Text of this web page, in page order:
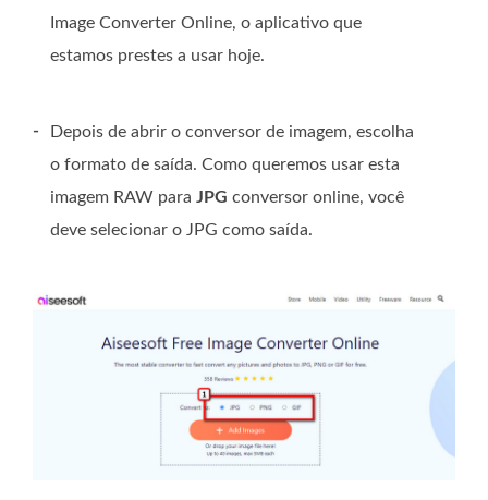
Image Converter Online, o aplicativo que
estamos prestes a usar hoje.
-
Depois de abrir o conversor de imagem, escolha
o formato de saída. Como queremos usar esta
imagem RAW para JPG conversor online, você
deve selecionar o JPG como saída.